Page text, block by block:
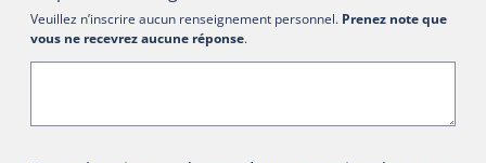
Veuillez n’inscrire aucun renseignement personnel. Prenez note que
vous ne recevrez aucune réponse.